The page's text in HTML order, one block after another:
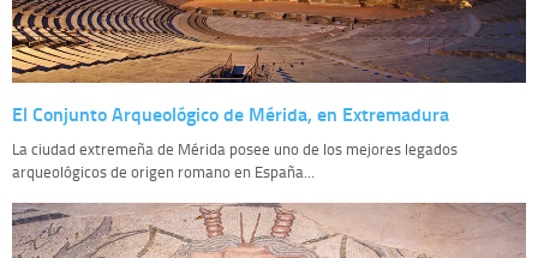
El Conjunto Arqueológico de Mérida, en Extremadura
La ciudad extremeña de Mérida posee uno de los mejores legados
arqueológicos de origen romano en España...